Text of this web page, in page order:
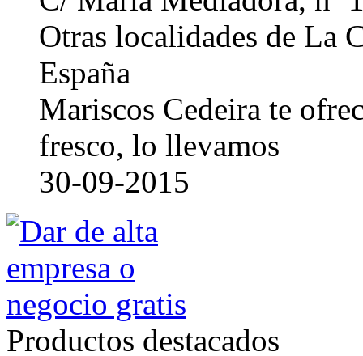
Otras localidades de La
España
Mariscos Cedeira te
fresco, lo llevamos
30-09-2015
Productos destacados